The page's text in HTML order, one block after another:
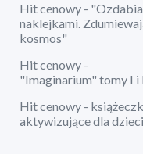
Hit cenowy -
naklejkami.
kosmos"
Hit cenowy -
"Imaginarium" tomy I i
Hit cenowy -
aktywizujące dla dzieci